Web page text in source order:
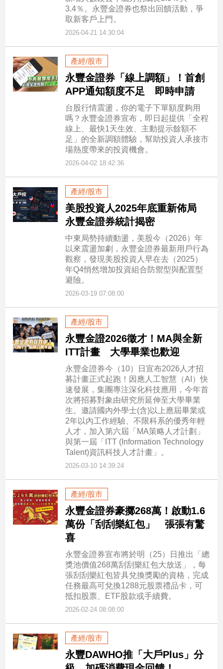
3.4％。永豐金證券也祭出回饋活動，爭
取新客戶上門。
2026-04-21 14:30:04
產經/股市
永豐金證券「線上調額」！首創
APP通知額度不足 即時申請
台股行情震盪，你的電子下單額度夠用
嗎？永豐金證券宣布，即日起提供「全程
線上、最快1天生效、主動提示餘額不
足」的全新調額體驗，幫助投資人承接市
場熱度帶來的投資機會。
2026-04-02 18:42:36
產經/股市
美股投資人2025年底重新佈局
永豐金證券統計揭密
中東局勢持續動盪，美股今（2026）年
以來震盪加劇，永豐金證券最新用戶行為
觀察，發現美股投資人早在去（2025）
年Q4悄然增加投資組合防禦型與配置型
避險。
2026-03-19 07:08:00
產經/股市
永豐金證2026徵才！MA與全新
ITT計畫 大學畢業也歡迎
永豐金證券今（10）日宣布2026人才招
募計畫正式起跑！因應人工智慧（AI）快
速發展，集團專注深化科技應用，今年首
次將招募對象由研究所延伸至大學畢業
生。邀請國內外學士(含)以上應屆畢業或
2年以內工作經驗、不限科系的優秀年輕
人才，加入第六屆「MA策略人才計劃」
與第一屆「ITT (Information Technology
Talent)資訊科技人才計畫」。
2026-03-10 14:39:24
產經/股市
永豐金證券豪擲268萬！啟動1.6
萬份「刮刮樂紅包」 張張有驚
喜
永豐金證券宣布將於明（25）日推出「總
獎池價值268萬刮刮樂紅包大放送」，每
張刮刮樂紅包皆具兌換獎勵的資格，完成
任務最高可兌換1288元股票禮品卡，可
抵扣股票、ETF股款或手續費。
2026-02-24 08:08:00
產經/股市
永豐DAWHO推「大戶Plus」分